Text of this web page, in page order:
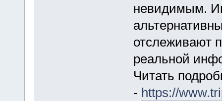
невидимым.
отслеживают
реальной
Читать
- https://